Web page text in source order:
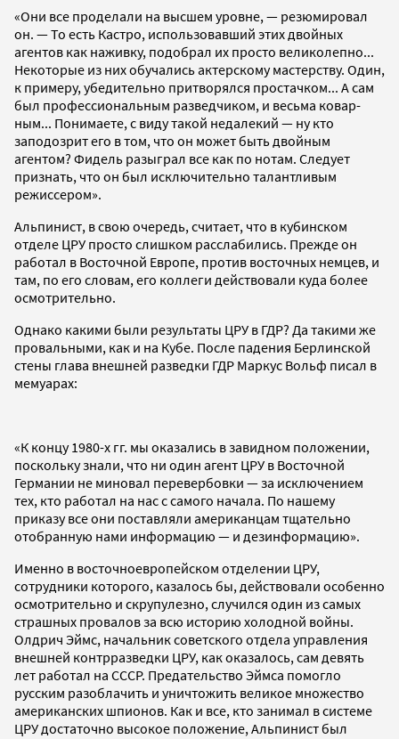
«Они все проделали на высшем уровне, — резюмировал
он. — То есть Кастро, использовавший этих двойных
агентов как наживку, подобрал их просто великолепно...
Некоторые из них обучались актерскому мастерству. Один,
к примеру, убедительно притворялся простачком... А сам
был профессиональным разведчиком, и весьма ковар-
ным... Понимаете, с виду такой недалекий — ну кто
заподозрит его в том, что он может быть двойным
агентом? Фидель разыграл все как по нотам. Следует
признать, что он был исключительно талантливым
режиссером».
Альпинист, в свою очередь, считает, что в кубинском
отделе ЦРУ просто слишком расслабились. Прежде он
работал в Восточной Европе, против восточных немцев, и
там, по его словам, его коллеги действовали куда более
осмотрительно.
Однако какими были результаты ЦРУ в ГДР? Да такими же
провальными, как и на Кубе. После падения Берлинской
стены глава внешней разведки ГДР Маркус Вольф писал в
мемуарах:
«К концу 1980-х гг. мы оказались в завидном положении,
поскольку знали, что ни один агент ЦРУ в Восточной
Германии не миновал перевербовки — за исключением
тех, кто работал на нас с самого начала. По нашему
приказу все они поставляли американцам тщательно
отобранную нами информацию — и дезинформацию».
Именно в восточноевропейском отделении ЦРУ,
сотрудники которого, казалось бы, действовали особенно
осмотрительно и скрупулезно, случился один из самых
страшных провалов за всю историю холодной войны.
Олдрич Эймс, начальник советского отдела управления
внешней контрразведки ЦРУ, как оказалось, сам девять
лет работал на СССР. Предательство Эймса помогло
русским разоблачить и уничтожить великое множество
американских шпионов. Как и все, кто занимал в системе
ЦРУ достаточно высокое положение, Альпинист был